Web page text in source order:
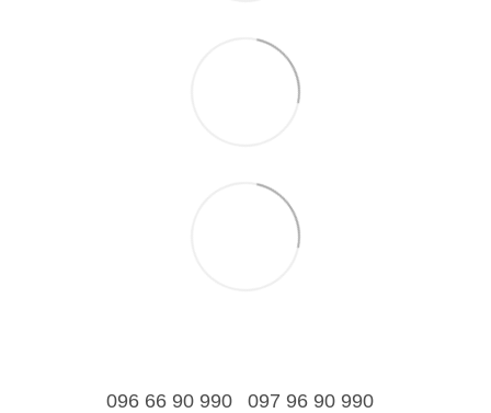
096 66 90 990 097 96 90 990